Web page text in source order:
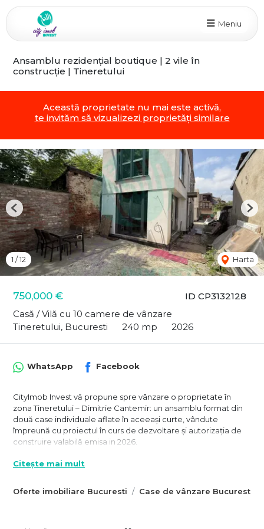
Meniu
Ansamblu rezidențial boutique | 2 vile în
construcție | Tineretului
Această proprietate nu mai este activă,
te invităm să vizualizezi proprietăți similare
ID CP3132128
750,000 €
Casă / Vilă cu 10 camere de vânzare
Tineretului, Bucuresti
240 mp 2026
1 /12 Harta
Previous
Oferte imobiliare Bucuresti Case de vânzare Bucuresti
WhatsApp Facebook
CityImob Invest vă propune spre vânzare o proprietate în
zona Tineretului – Dimitrie Cantemir: un ansamblu format din
două case individuale aflate în aceeași curte, vândute
împreună cu proiectul în curs de dezvoltare și autorizația de
construire valabilă emisa in 2026.
Proprietatea este amplasată pe un teren de aproximativ 260
Citește mai mult